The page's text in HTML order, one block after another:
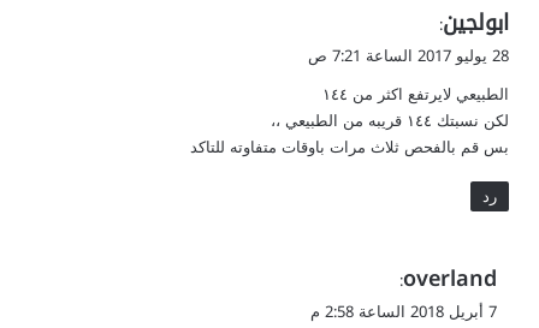
ي
ق
ل
ابولجين:
28 يوليو 2017 الساعة 7:21 ص
الطبيعي لايرتفع اكثر من ١٤٤
لكن نسبتك ١٤٤ قريبه من الطبيعي ،،
بس قم بالفحص ثلاث مرات باوقات متفاوته للتاكد
رد
ي
ق
overland
:
7 أبريل 2018 الساعة 2:58 م